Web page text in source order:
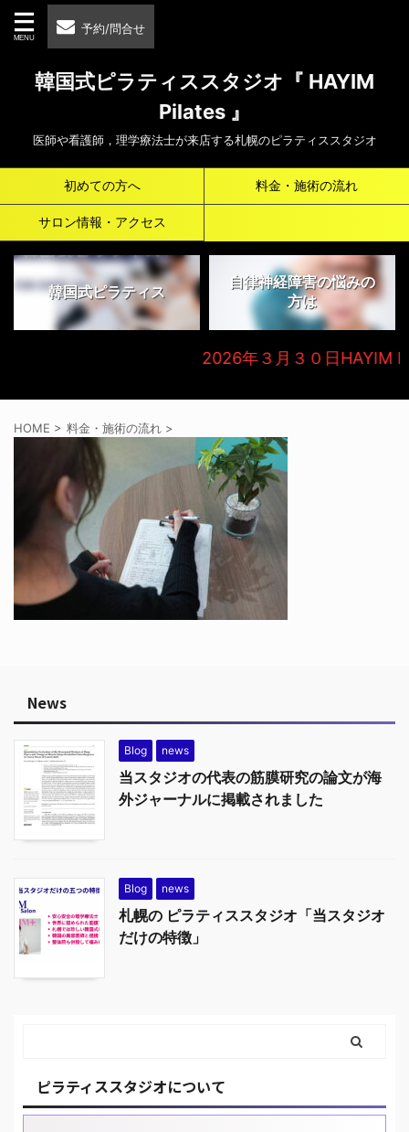
予約/問合せ
韓国式ピラティススタジオ『 HAYIM
Pilates 』
医師や看護師，理学療法士が来店する札幌のピラティススタジオ
初めての方へ 料金・施術の流れ
サロン情報・アクセス
韓国式ピラティス
自律神経障害の悩みの
方は
2026年３月３０日HAYIM
HOME > 料金・施術の流れ >
News
Blog news
当スタジオの代表の筋膜研究の論文が海
外ジャーナルに掲載されました
Blog news
札幌の ピラティススタジオ「当スタジオ
だけの特徴」
ピラティススタジオについて